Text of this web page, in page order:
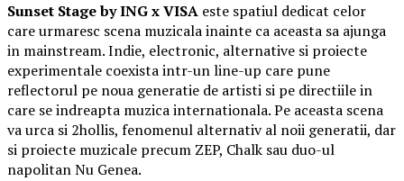
Sunset Stage by ING x VISA este spatiul dedicat celor
care urmaresc scena muzicala inainte ca aceasta sa ajunga
in mainstream. Indie, electronic, alternative si proiecte
experimentale coexista intr-un line-up care pune
reflectorul pe noua generatie de artisti si pe directiile in
care se indreapta muzica internationala. Pe aceasta scena
va urca si 2hollis, fenomenul alternativ al noii generatii, dar
si proiecte muzicale precum ZEP, Chalk sau duo-ul
napolitan Nu Genea.